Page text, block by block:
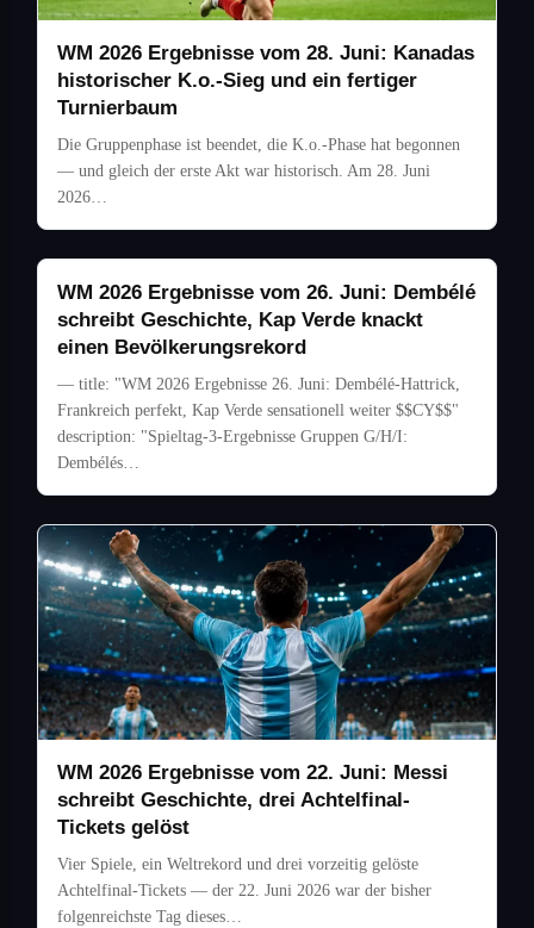
WM 2026 Ergebnisse vom 28. Juni: Kanadas
historischer K.o.-Sieg und ein fertiger
Turnierbaum
Die Gruppenphase ist beendet, die K.o.-Phase hat begonnen
— und gleich der erste Akt war historisch. Am 28. Juni
2026…
WM 2026 Ergebnisse vom 26. Juni: Dembélé
schreibt Geschichte, Kap Verde knackt
einen Bevölkerungsrekord
— title: "WM 2026 Ergebnisse 26. Juni: Dembélé-Hattrick,
Frankreich perfekt, Kap Verde sensationell weiter $$CY$$"
description: "Spieltag-3-Ergebnisse Gruppen G/H/I:
Dembélés…
WM 2026 Ergebnisse vom 22. Juni: Messi
schreibt Geschichte, drei Achtelfinal-
Tickets gelöst
Vier Spiele, ein Weltrekord und drei vorzeitig gelöste
Achtelfinal-Tickets — der 22. Juni 2026 war der bisher
folgenreichste Tag dieses…